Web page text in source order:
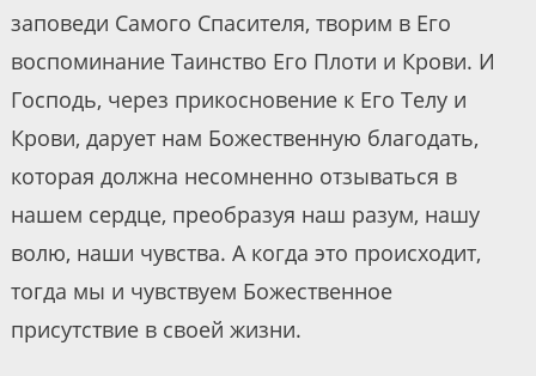
заповеди Самого Спасителя, творим в Его
воспоминание Таинство Его Плоти и Крови. И
Господь, через прикосновение к Его Телу и
Крови, дарует нам Божественную благодать,
которая должна несомненно отзываться в
нашем сердце, преобразуя наш разум, нашу
волю, наши чувства. А когда это происходит,
тогда мы и чувствуем Божественное
присутствие в своей жизни.